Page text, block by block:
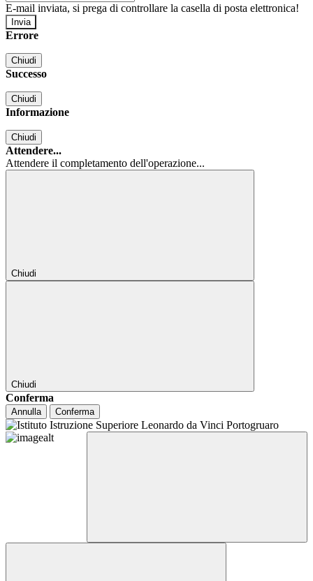
E-mail inviata, si prega di controllare la casella di posta elettronica!
Errore
Chiudi
Successo
Chiudi
Informazione
Chiudi
Attendere...
Attendere il completamento dell'operazione...
Chiudi
Chiudi
Conferma
Annulla Conferma